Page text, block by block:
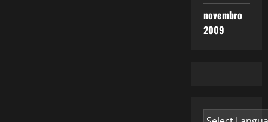
novembro
2009